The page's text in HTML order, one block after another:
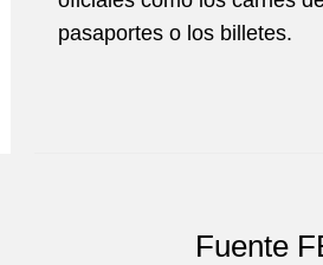
pasaportes o los billetes.
Fuente